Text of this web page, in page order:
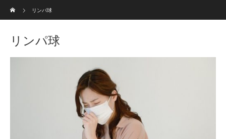
リンパ球
リンパ球